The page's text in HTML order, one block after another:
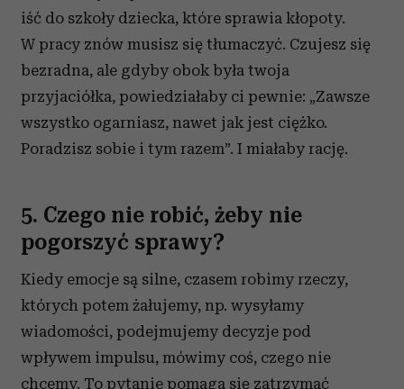
iść do szkoły dziecka, które sprawia kłopoty.
W pracy znów musisz się tłumaczyć. Czujesz się
bezradna, ale gdyby obok była twoja
przyjaciółka, powiedziałaby ci pewnie: „Zawsze
wszystko ogarniasz, nawet jak jest ciężko.
Poradzisz sobie i tym razem”. I miałaby rację.
5. Czego nie robić, żeby nie
pogorszyć sprawy?
Kiedy emocje są silne, czasem robimy rzeczy,
których potem żałujemy, np. wysyłamy
wiadomości, podejmujemy decyzje pod
wpływem impulsu, mówimy coś, czego nie
chcemy. To pytanie pomaga się zatrzymać